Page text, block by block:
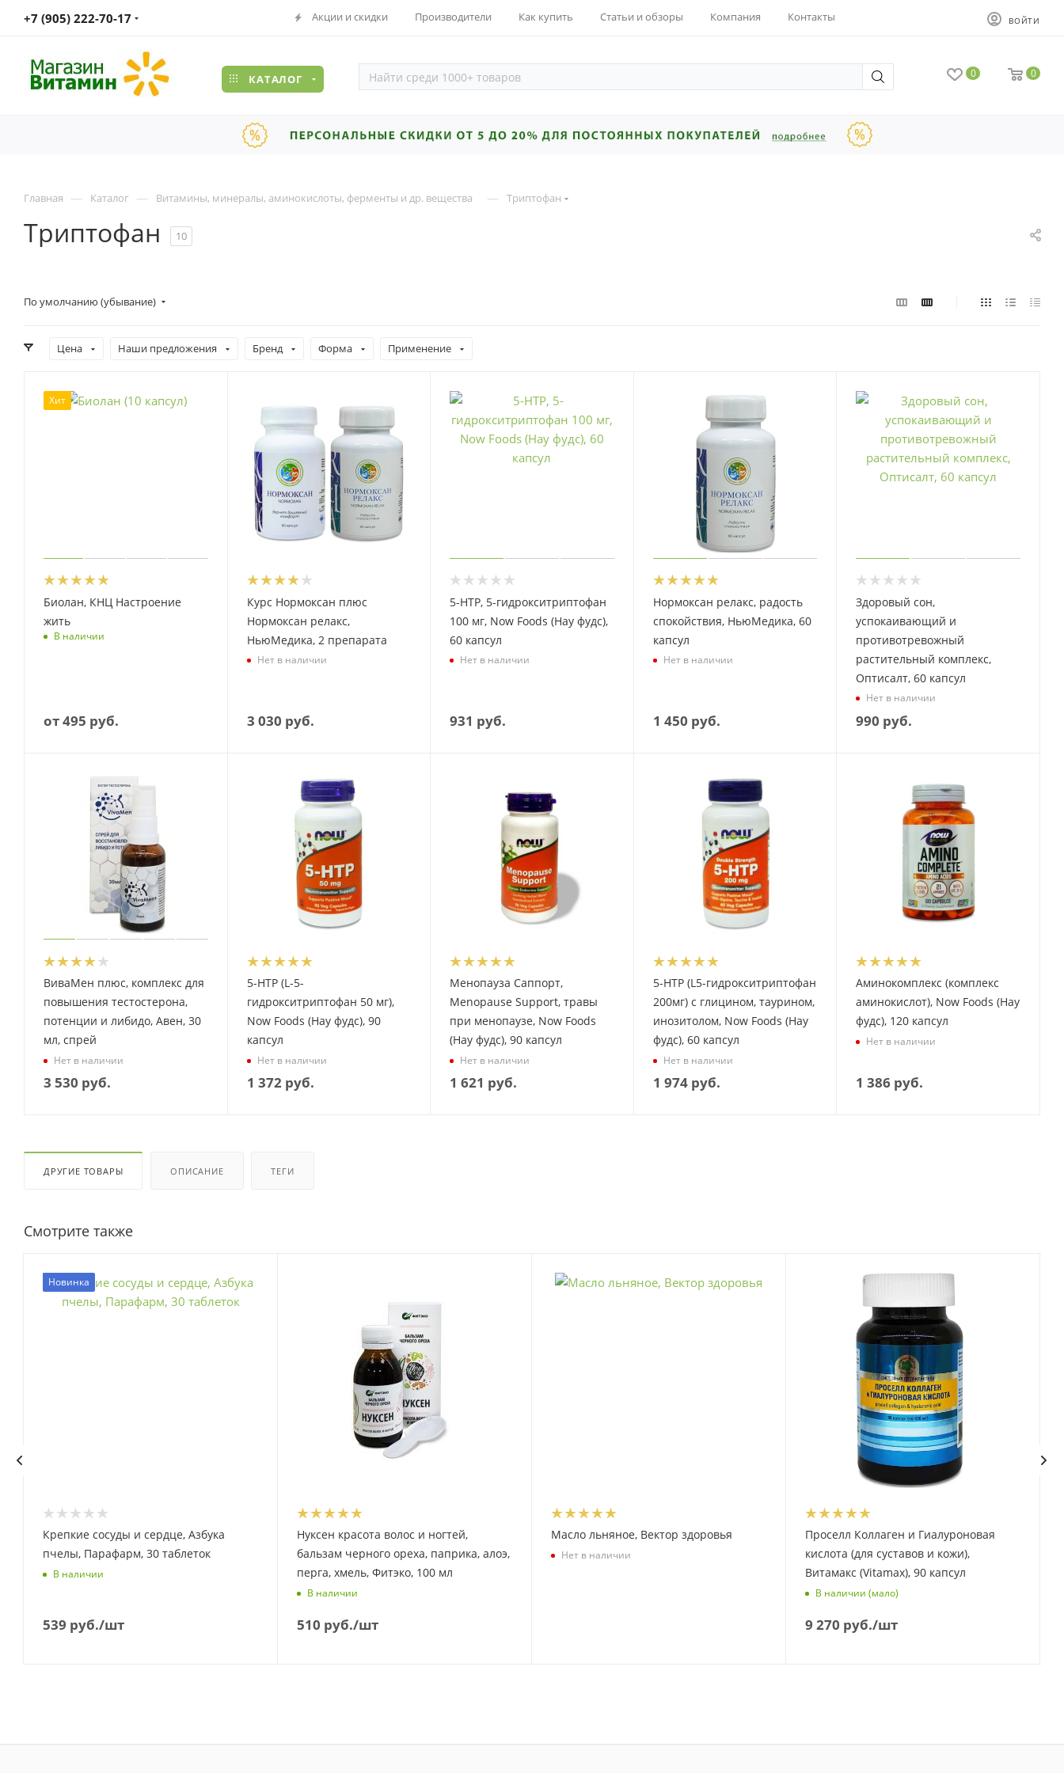
+7 (905) 222-70-17 Акции и скидки Производители Как купить Статьи и обзоры Компания Контакты ВОЙТИ
КАТАЛОГ 0 0
Главная — Каталог — Витамины, минералы, аминокислоты, ферменты и др. вещества — Триптофан
Триптофан 10
По умолчанию (убывание)
Цена Наши предложения Бренд Форма Применение
Хит
Биолан, КНЦ Настроение
жить
В наличии
от495 руб.
Курс Нормоксан плюс
Нормоксан релакс,
НьюМедика, 2 препарата
Нет в наличии
3 030 руб.
5-НТР, 5-гидрокситриптофан
100 мг, Now Foods (Нау фудс),
60 капсул
Нет в наличии
931 руб.
Нормоксан релакс, радость
спокойствия, НьюМедика, 60
капсул
Нет в наличии
1 450 руб.
Здоровый сон,
успокаивающий и
противотревожный
растительный комплекс,
Оптисалт, 60 капсул
Нет в наличии
990 руб.
ВиваМен плюс, комплекс для
повышения тестостерона,
потенции и либидо, Авен, 30
мл, спрей
Нет в наличии
3 530 руб.
5-НТР (L-5-
гидрокситриптофан 50 мг),
Now Foods (Нау фудс), 90
капсул
Нет в наличии
1 372руб.
Менопауза Саппорт,
Menopause Support, травы
при менопаузе, Now Foods
(Нау фудс), 90 капсул
Нет в наличии
1 621 руб.
5-НТР (L5-гидрокситриптофан
200мг) с глицином, таурином,
инозитолом, Now Foods (Нау
фудс), 60 капсул
Нет в наличии
1 974руб.
Аминокомплекс (комплекс
аминокислот), Now Foods (Нау
фудс), 120 капсул
Нет в наличии
1 386 руб.
ДРУГИЕ ТОВАРЫ ОПИСАНИЕ ТЕГИ
Смотрите также
Новинка
Крепкие сосуды и сердце, Азбука
пчелы, Парафарм, 30 таблеток
В наличии
539 руб./шт
Нуксен красота волос и ногтей,
бальзам черного ореха, паприка, алоэ,
перга, хмель, Фитэко, 100 мл
В наличии
510 руб./шт
Масло льняное, Вектор здоровья
Нет в наличии
Проселл Коллаген и Гиалуроновая
кислота (для суставов и кожи),
Витамакс (Vitamax), 90 капсул
В наличии (мало)
9 270 руб./шт